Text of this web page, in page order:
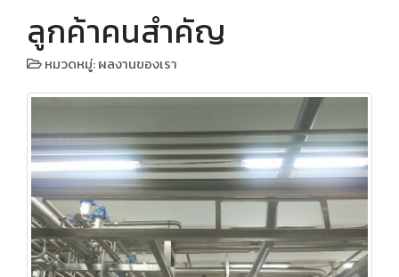
ติดต่อเรา
ลูกค้าคนสำคัญ
หมวดหมู่:ผลงานของเรา